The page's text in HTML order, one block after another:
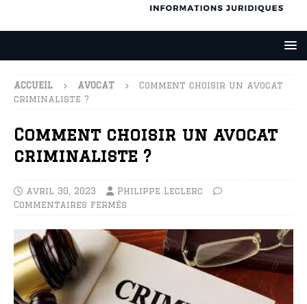
ACCUEIL AVOCAT
Comment choisir un avocat
criminaliste ?
Comment choisir un avocat
criminaliste ?
avril 30, 2023
Philippe Leclerc
Commentaires fermés